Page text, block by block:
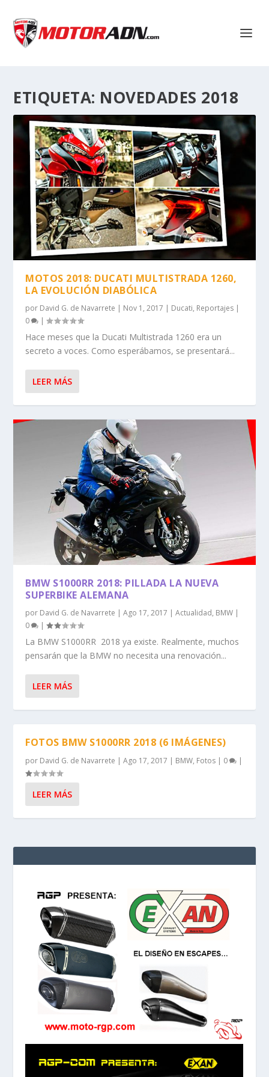
ETIQUETA: NOVEDADES 2018
MOTOS 2018: DUCATI MULTISTRADA 1260,
LA EVOLUCIÓN DIABÓLICA
por David G. de Navarrete | Nov 1, 2017 | Ducati, Reportajes |
0
|
Hace meses que la Ducati Multistrada 1260 era un
secreto a voces. Como esperábamos, se presentará...
LEER MÁS
BMW S1000RR 2018: PILLADA LA NUEVA
SUPERBIKE ALEMANA
por David G. de Navarrete |Ago 17, 2017 |Actualidad, BMW |
0
|
La BMW S1000RR 2018 ya existe. Realmente, muchos
pensarán que la BMW no necesita una renovación...
LEER MÁS
FOTOS BMW S1000RR 2018 (6 IMÁGENES)
por David G. de Navarrete |Ago 17, 2017 | BMW, Fotos | 0 |
LEER MÁS